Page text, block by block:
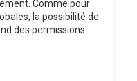
Comme pour
la possibilité de
des permissions